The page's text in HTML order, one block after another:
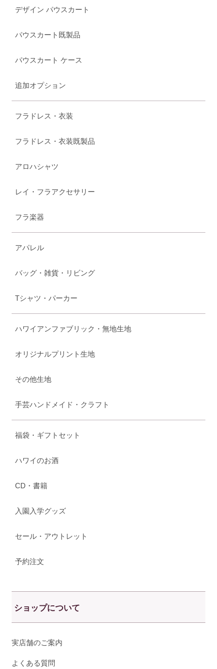
デザイン パウスカート
パウスカート既製品
パウスカート ケース
追加オプション
フラドレス・衣装
フラドレス・衣装既製品
アロハシャツ
レイ・フラアクセサリー
フラ楽器
アパレル
バッグ・雑貨・リビング
Tシャツ・パーカー
ハワイアンファブリック・無地生地
オリジナルプリント生地
その他生地
手芸ハンドメイド・クラフト
福袋・ギフトセット
ハワイのお酒
CD・書籍
入園入学グッズ
セール・アウトレット
予約注文
ショップについて
実店舗のご案内
よくある質問